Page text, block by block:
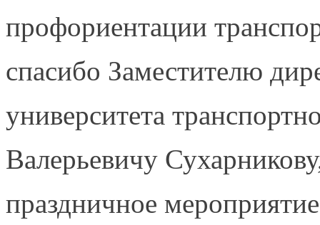
профориентации
спасибо Заместителю
университета
Валерьевичу
праздничное